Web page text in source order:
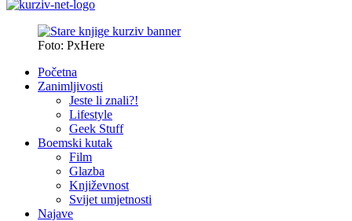
Foto: PxHere
Početna
Zanimljivosti
Jeste li znali?!
Lifestyle
Geek Stuff
Boemski kutak
Film
Glazba
Književnost
Svijet umjetnosti
Najave